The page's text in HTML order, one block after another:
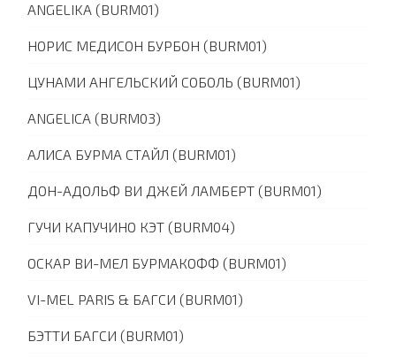
ANGELIKA (BURM01)
НОРИС МЕДИСОН БУРБОН (BURM01)
ЦУНАМИ АНГЕЛЬСКИЙ СОБОЛЬ (BURM01)
ANGELICA (BURM03)
АЛИСА БУРМА СТАЙЛ (BURM01)
ДОН-АДОЛЬФ ВИ ДЖЕЙ ЛАМБЕРТ (BURM01)
ГУЧИ КАПУЧИНО КЭТ (BURM04)
ОСКАР ВИ-МЕЛ БУРМАКОФФ (BURM01)
VI-MEL PARIS & БАГСИ (BURM01)
БЭТТИ БАГСИ (BURM01)